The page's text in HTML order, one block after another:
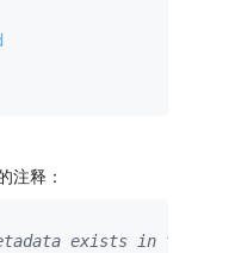
注释：
exists in the